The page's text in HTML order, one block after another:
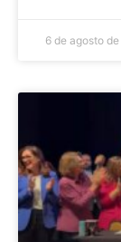
6 de agosto